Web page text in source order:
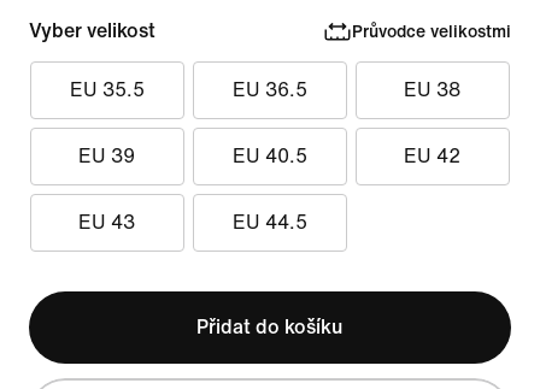
Vyber velikost Průvodce velikostmi
EU 35.5 EU 36.5 EU 38
EU 39 EU 40.5 EU 42
EU 43 EU 44.5
Přidat do košíku